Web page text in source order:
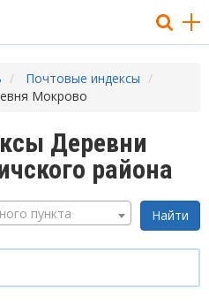
Почтовые индексы
Мокрово
Деревни
района
пункта